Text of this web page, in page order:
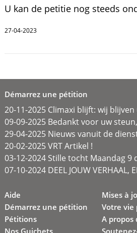
U kan de petitie nog steeds
27-04-2023
Démarrez une pétition
20-11-2025 Climaxi blijft: wij
09-09-2025 Bedankt voor uw
29-04-2025 Nieuws vanuit de
20-02-2025 VRT Artikel !
03-12-2024 Stille tocht Maandag 9
07-10-2024 DEEL JOUW VERHAAL,
Aide
Démarrez une pétition
Pétitions
Mises à
Votre vie
A propos